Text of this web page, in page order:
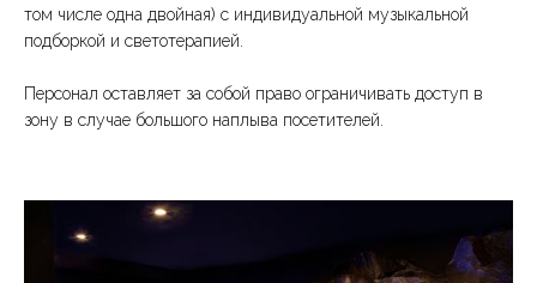
том числе одна двойная) с индивидуальной музыкальной
подборкой и светотерапией.
Персонал оставляет за собой право ограничивать доступ в
зону в случае большого наплыва посетителей.